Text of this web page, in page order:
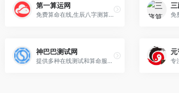
第一算运网
免费算命在线,生辰八字测算,在线算运,周易测算,免费算命
神巴巴测试网
提供多种在线测试和算命服务的网站